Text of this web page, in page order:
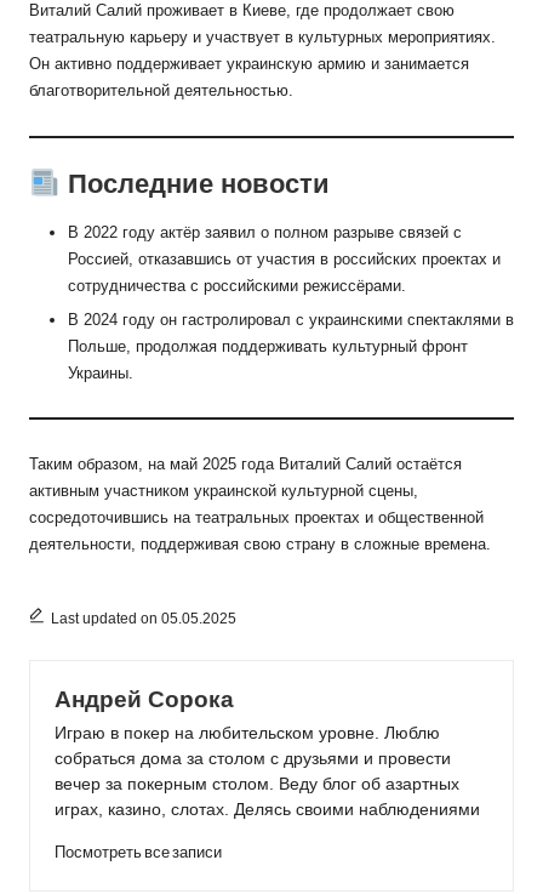
Виталий Салий проживает в Киеве, где продолжает свою
театральную карьеру и участвует в культурных мероприятиях.
Он активно поддерживает украинскую армию и занимается
благотворительной деятельностью.
Последние новости
В 2022 году актёр заявил о полном разрыве связей с
Россией, отказавшись от участия в российских проектах и
сотрудничества с российскими режиссёрами.
В 2024 году он гастролировал с украинскими спектаклями в
Польше, продолжая поддерживать культурный фронт
Украины.
Таким образом, на май 2025 года Виталий Салий остаётся
активным участником украинской культурной сцены,
сосредоточившись на театральных проектах и общественной
деятельности, поддерживая свою страну в сложные времена.
Last updated on 05.05.2025
Андрей Сорока
Играю в покер на любительском уровне. Люблю
собраться дома за столом с друзьями и провести
вечер за покерным столом. Веду блог об азартных
играх, казино, слотах. Делясь своими наблюдениями
Посмотреть все записи